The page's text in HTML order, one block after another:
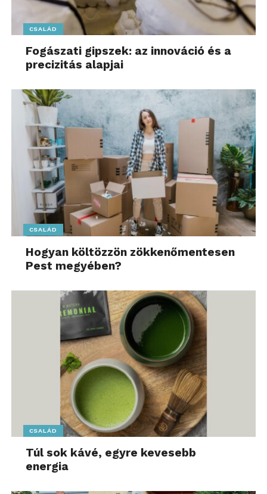
CSALÁD
Fogászati gipszek: az innováció és a
precizitás alapjai
CSALÁD
Hogyan költözzön zökkenőmentesen
Pest megyében?
CSALÁD
Túl sok kávé, egyre kevesebb
energia